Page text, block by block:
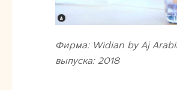
Фирма: Widian by Aj
выпуска: 2018